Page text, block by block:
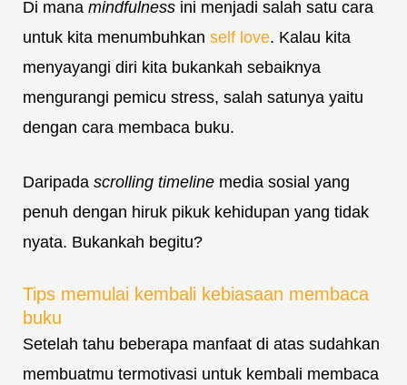
Di mana mindfulness ini menjadi salah satu cara
untuk kita menumbuhkan self love. Kalau kita
menyayangi diri kita bukankah sebaiknya
mengurangi pemicu stress, salah satunya yaitu
dengan cara membaca buku.
Daripada scrolling timeline media sosial yang
penuh dengan hiruk pikuk kehidupan yang tidak
nyata. Bukankah begitu?
Tips memulai kembali kebiasaan membaca
buku
Setelah tahu beberapa manfaat di atas sudahkan
membuatmu termotivasi untuk kembali membaca